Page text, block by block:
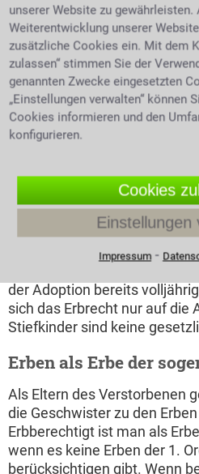
Erben der ersten
Als erstes werden die Kinder
berücksichtigt. Kindeskinder
Eltern, also das Kind erster
bereits selbst verstorben ist.
unterschieden zwischen
Kindern. Ist der Nachweis
gleichem Umfang. Nicht
Regelung lediglich in den
unehelich geborene Kinder,
auf die Welt kamen. Auch in
Kinder erben zu gleichen
der Adoption bereits
sich das Erbrecht nur auf die
Stiefkinder sind keine
Erben als Erbe der
Als Eltern des Verstorbenen
die Geschwister zu den
Erbberechtigt ist man als
wenn es keine Erben der 1.
berücksichtigen gibt. Wenn
unserer Website zu
Weiterentwicklung unserer
zusätzliche Cookies ein. Mit dem
zulassen“ stimmen Sie der
genannten Zwecke eingesetzten
„Einstellungen verwalten“ können
Cookies informieren und den
konfigurieren.
Cookies
Einstellungen
Impressum⁃